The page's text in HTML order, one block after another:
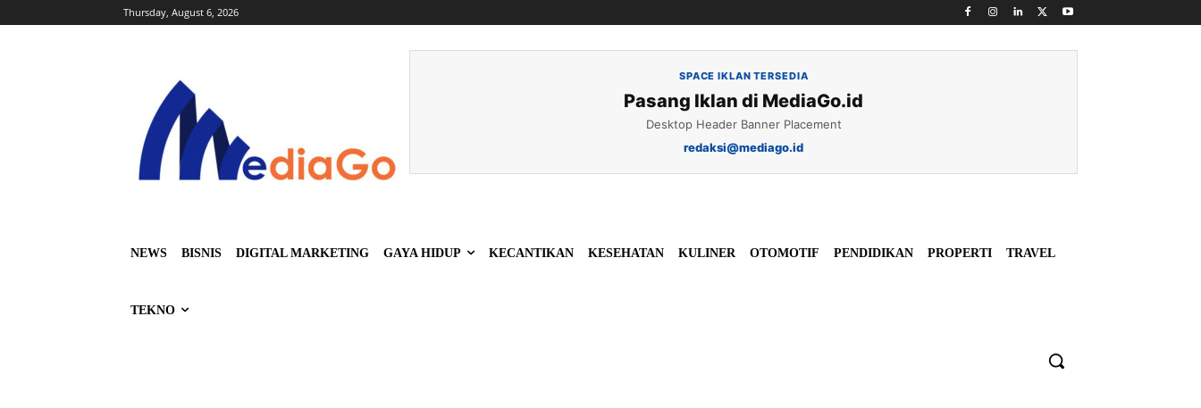
Thursday, August 6, 2026
SPACE IKLAN TERSEDIA
Pasang Iklan di MediaGo.id
Desktop Header Banner Placement
redaksi@mediago.id
NEWS BISNIS DIGITAL MARKETING GAYA HIDUP KECANTIKAN KESEHATAN KULINER OTOMOTIF PENDIDIKAN PROPERTI TRAVEL
TEKNO